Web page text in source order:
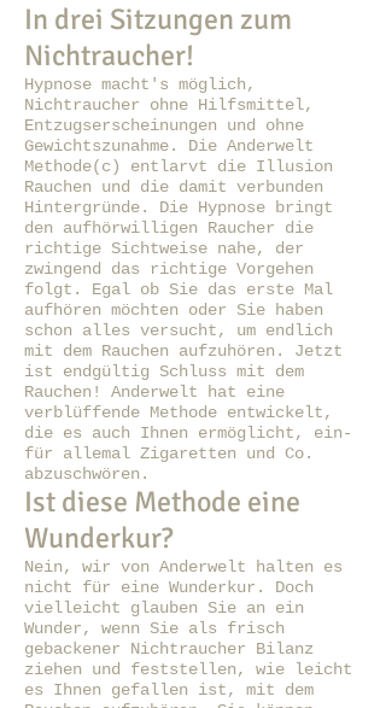
In drei Sitzungen zum
Nichtraucher!
Hypnose macht's möglich,
Nichtraucher ohne Hilfsmittel,
Entzugserscheinungen und ohne
Gewichtszunahme. Die Anderwelt
Methode(c) entlarvt die Illusion
Rauchen und die damit verbunden
Hintergründe. Die Hypnose bringt
den aufhörwilligen Raucher die
richtige Sichtweise nahe, der
zwingend das richtige Vorgehen
folgt. Egal ob Sie das erste Mal
aufhören möchten oder Sie haben
schon alles versucht, um endlich
mit dem Rauchen aufzuhören. Jetzt
ist endgültig Schluss mit dem
Rauchen! Anderwelt hat eine
verblüffende Methode entwickelt,
die es auch Ihnen ermöglicht, ein-
für allemal Zigaretten und Co.
abzuschwören.
Ist diese Methode eine
Wunderkur?
Nein, wir von Anderwelt halten es
nicht für eine Wunderkur. Doch
vielleicht glauben Sie an ein
Wunder, wenn Sie als frisch
gebackener Nichtraucher Bilanz
ziehen und feststellen, wie leicht
es Ihnen gefallen ist, mit dem